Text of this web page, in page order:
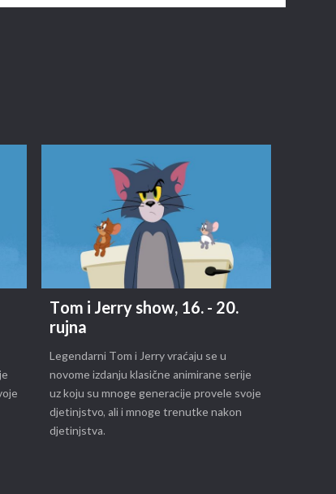
Tom i Jerry show, 16. - 20.
rujna
Legendarni Tom i Jerry vraćaju se u
novome izdanju klasične animirane serije
uz koju su mnoge generacije provele svoje
djetinjstvo, ali i mnoge trenutke nakon
djetinjstva.